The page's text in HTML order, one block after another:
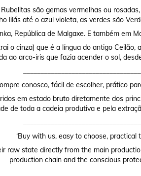
são gemas vermelhas ou
lilás até o azul violeta, as verdes são
República de Malgaxe. E também em
o cinza) que é a língua do antigo
ao arco-íris que fazia acender o sol,
conosco, fácil de escolher, prático
em estado bruto diretamente dos
de toda a cadeia produtiva e pela
‘Buy with us, easy to choose, practical
raw state directly from the main
production chain and the conscious